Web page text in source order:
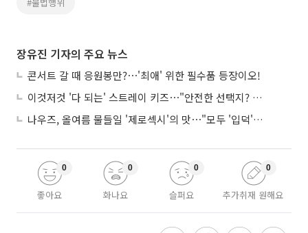
장유진 기자의 주요 뉴스
콘서트 갈 때 응원봉만?⋯'최애' 위한 필수품 등장이오!
이것저것 '다 되는' 스트레이 키즈⋯"안전한 선택지? 도전이 재밌죠"
나우즈, 올여름 물들일 '제로섹시'의 맛⋯"모두 '입덕'시킬 것"
좋아요
0
화나요
0
슬퍼요
0
추가취재 원해요
0